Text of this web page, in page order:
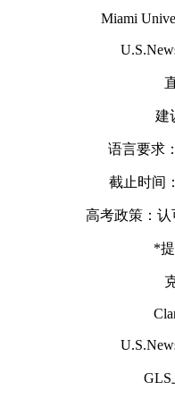
Miami
建
语言要求
截止时间
高考政策：认
*
GLS